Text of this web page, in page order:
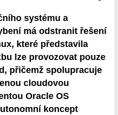
systému a
má odstranit řešení
které představila
lze provozovat pouze
přičemž spolupracuje
cloudovou
Oracle OS
koncept